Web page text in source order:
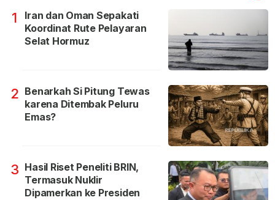
1
Iran dan Oman Sepakati
Koordinat Rute Pelayaran
Selat Hormuz
2 Benarkah Si Pitung Tewas
karena Ditembak Peluru
Emas?
3 Hasil Riset Peneliti BRIN,
Termasuk Nuklir
Dipamerkan ke Presiden